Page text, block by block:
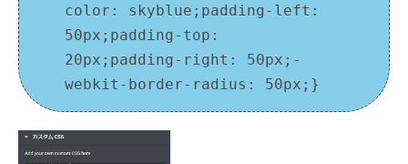
color: skyblue;padding-left:
50px;padding-top:
20px;padding-right: 50px;-
webkit-border-radius: 50px;}